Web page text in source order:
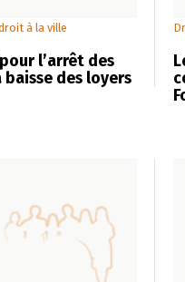
à la ville
l’arrêt des
des loyers